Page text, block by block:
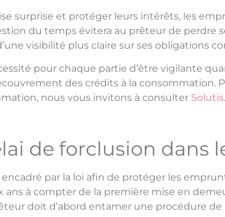
surprise et protéger leurs intérêts, les
du temps évitera au prêteur de perdre
visibilité plus claire sur ses obligations
pour chaque partie d’être vigilante
des crédits à la consommation.
nous vous invitons à consulter Solutis.
de forclusion dans
par la loi afin de protéger les
ans à compter de la première mise en
doit d’abord entamer une procédure